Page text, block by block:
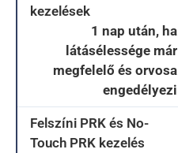
kezelések
1 nap után, ha
látásélessége már
megfelelő és orvosa
engedélyezi
Felszíni PRK és No-
Touch PRK kezelés